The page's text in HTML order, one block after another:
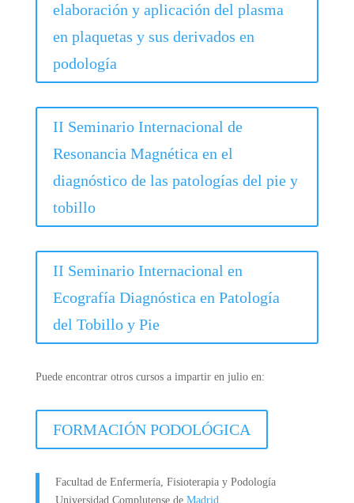
elaboración y aplicación del plasma
en plaquetas y sus derivados en
podología
II Seminario Internacional de
Resonancia Magnética en el
diagnóstico de las patologías del pie y
tobillo
II Seminario Internacional en
Ecografía Diagnóstica en Patología
del Tobillo y Pie
Puede encontrar otros cursos a impartir en julio en:
FORMACIÓN PODOLÓGICA
Facultad de Enfermería, Fisioterapia y Podología
Universidad Complutense de Madrid.